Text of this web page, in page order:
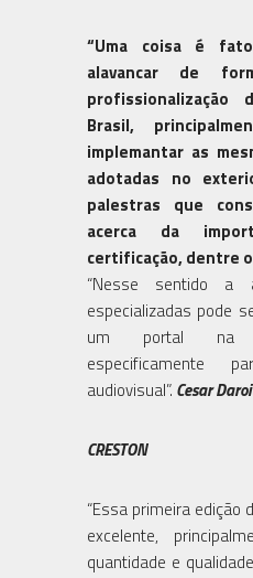
“Uma coisa é
alavancar de
Brasil,
implemantar as
adotadas no
palestras que
acerca da
certificação, dentre
“Nesse sentido a
especializadas pode
um portal na
audiovisual”. Cesar
CRESTON
“Essa primeira edição
excelente,
quantidade e